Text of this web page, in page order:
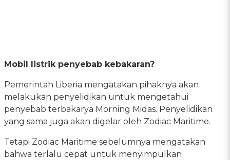
Mobil listrik penyebab kebakaran?
Pemerintah Liberia mengatakan pihaknya akan
melakukan penyelidikan untuk mengetahui
penyebab terbakarya Morning Midas. Penyelidikan
yang sama juga akan digelar oleh Zodiac Maritime.
Tetapi Zodiac Maritime sebelumnya mengatakan
bahwa terlalu cepat untuk menyimpulkan